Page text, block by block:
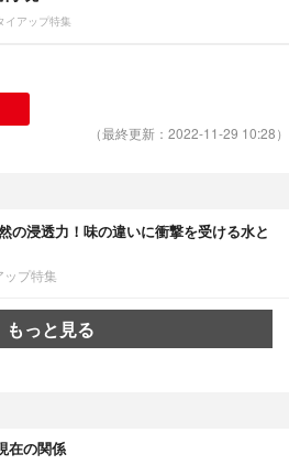
イアップ特集
（最終更新：2022-11-29 10:28）
の浸透力！味の違いに衝撃を受ける水と
ップ特集
もっと見る
在の関係